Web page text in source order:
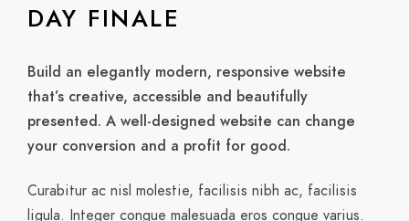
DAY FINALE
Build an elegantly modern, responsive website
that’s creative, accessible and beautifully
presented. A well-designed website can change
Curabitur ac nisl molestie, facilisis nibh ac, facilisis